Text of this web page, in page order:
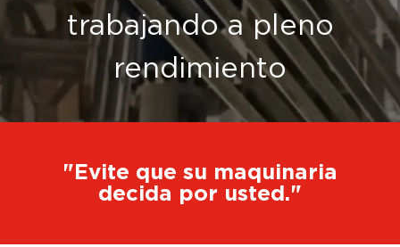
trabajando a pleno
rendimiento
"Evite que su maquinaria
decida por usted."